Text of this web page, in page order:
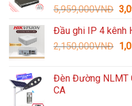
5,959,000VNĐ Giá
là:
Đầu ghi IP 4 kênh
2,150,000VNĐ Giá
Đèn Đường NLMT
CA